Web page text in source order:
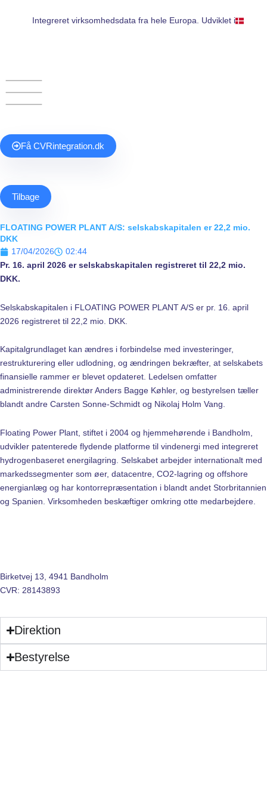
Integreret virksomhedsdata fra hele Europa. Udviklet i
Få CVRintegration.dk
Tilbage
FLOATING POWER PLANT A/S: selskabskapitalen er 22,2 mio.
DKK
17/04/2026
02:44
Pr. 16. april 2026 er selskabskapitalen registreret til 22,2 mio.
DKK.
Selskabskapitalen i FLOATING POWER PLANT A/S er pr. 16. april
2026 registreret til 22,2 mio. DKK.
Kapitalgrundlaget kan ændres i forbindelse med investeringer,
restrukturering eller udlodning, og ændringen bekræfter, at selskabets
finansielle rammer er blevet opdateret. Ledelsen omfatter
administrerende direktør Anders Bagge Køhler, og bestyrelsen tæller
blandt andre Carsten Sonne‑Schmidt og Nikolaj Holm Vang.
Floating Power Plant, stiftet i 2004 og hjemmehørende i Bandholm,
udvikler patenterede flydende platforme til vindenergi med integreret
hydrogenbaseret energilagring. Selskabet arbejder internationalt med
markedssegmenter som øer, datacentre, CO2‑lagring og offshore
energianlæg og har kontorrepræsentation i blandt andet Storbritannien
og Spanien. Virksomheden beskæftiger omkring otte medarbejdere.
Birketvej 13, 4941 Bandholm
CVR: 28143893
Direktion
Bestyrelse